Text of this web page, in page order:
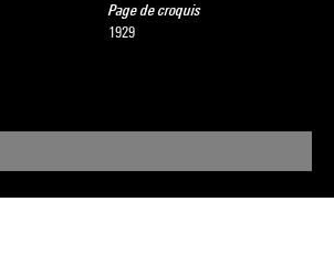
Page de croquis
1929